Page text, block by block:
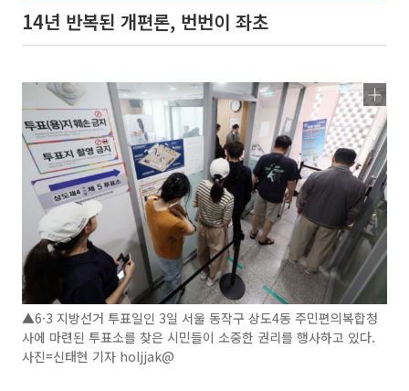
14년 반복된 개편론, 번번이 좌초
▲6·3 지방선거 투표일인 3일 서울 동작구 상도4동 주민편의복합청
사에 마련된 투표소를 찾은 시민들이 소중한 권리를 행사하고 있다.
사진=신태현 기자 holjjak@